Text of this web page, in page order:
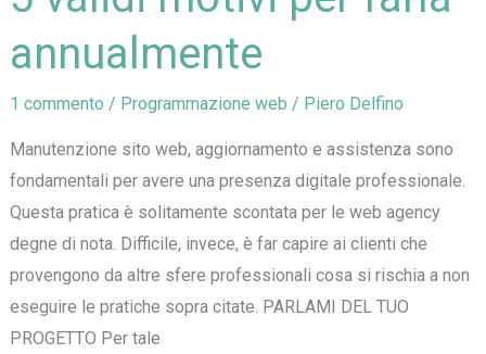
annualmente
1 commento / Programmazione web / Piero Delfino
Manutenzione sito web, aggiornamento e assistenza sono
fondamentali per avere una presenza digitale professionale.
Questa pratica è solitamente scontata per le web agency
degne di nota. Difficile, invece, è far capire ai clienti che
provengono da altre sfere professionali cosa si rischia a non
eseguire le pratiche sopra citate. PARLAMI DEL TUO
PROGETTO Per tale